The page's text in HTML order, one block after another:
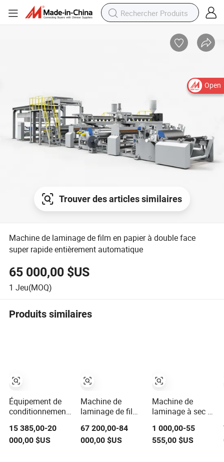
Open
Trouver des articles similaires
Machine de laminage de film en papier à double face
super rapide entièrement automatique
65 000,00 $US
1 Jeu(MOQ)
Produits similaires
Équipement de
conditionnement
polyéthylène
automatique PE
15 385,00-20
000,00 $US
Machine de
laminage de film
automatique
avec unité de
67 200,00-84
000,00 $US
Machine de
laminage à sec à
Donghai GF-K
Modèle Machine
1 000,00-55
555,00 $US